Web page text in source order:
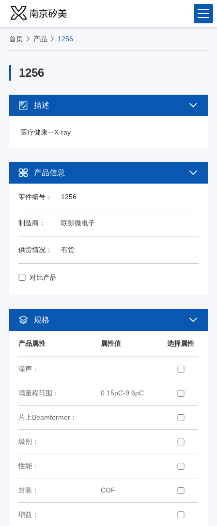
首页 产品 1256
1256
描述
医疗健康—X-ray
产品信息
零件编号： 1256
制造商： 联影微电子
供货情况： 有货
对比产品
规格
产品属性 属性值 选择属性
噪声：
满量程范围： 0.15pC-9.6pC
片上Beamformer：
级别：
性能：
封装： COF
增益：